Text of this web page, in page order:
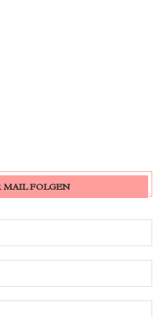
MAIL FOLGEN